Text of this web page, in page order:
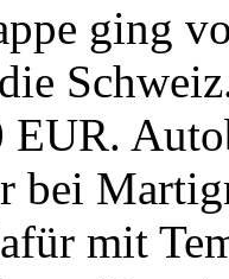
ging
bei
mit